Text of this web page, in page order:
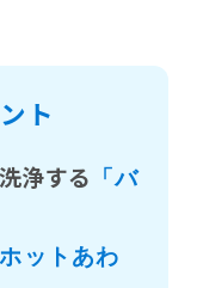
ト
浄する 「バ
ホットあわ